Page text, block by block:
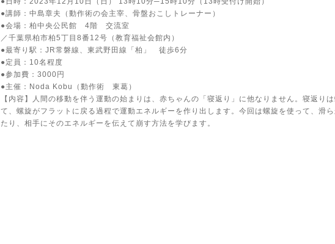
●講師：中島章夫（動作術の会主宰、骨盤おこしトレーナー）
●会場：柏中央公民館 4階 交流室
／千葉県柏市柏5丁目8番12号（教育福祉会館内）
●最寄り駅：JR常磐線、東武野田線「柏」 徒歩6分
●定員：10名程度
●参加費：3000円
●主催：Noda Kobu（動作術 東葛）
【内容】人間の移動を伴う運動の始まりは、赤ちゃんの「寝返り」に他なりません。寝返り
て、螺旋がフラットに戻る過程で運動エネルギーを作り出します。今回は螺旋を使って、滑
たり、相手にそのエネルギーを伝えて崩す方法を学びます。